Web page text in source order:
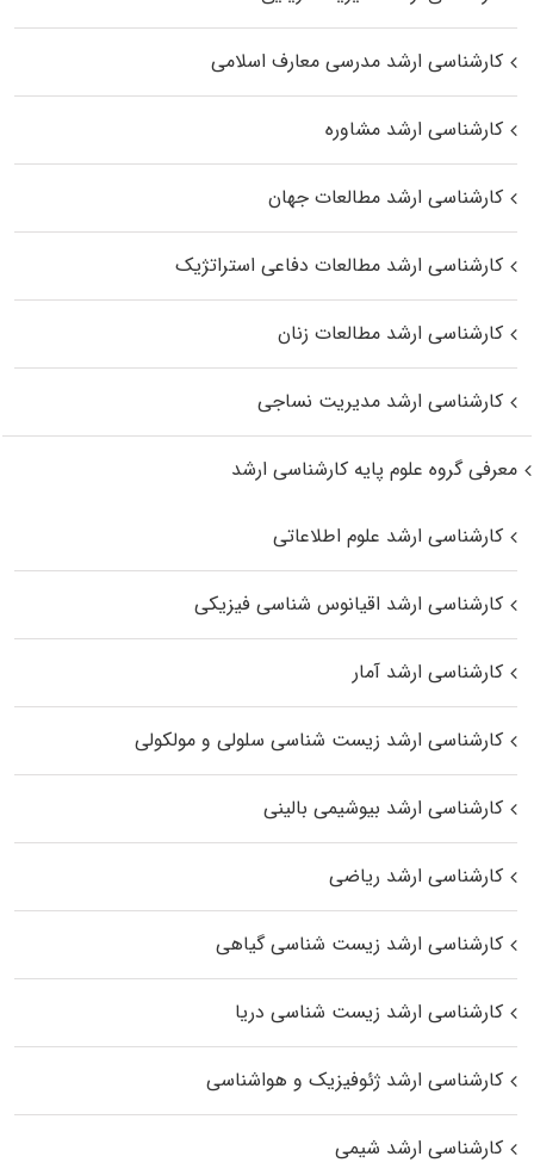
کارشناسی ارشد مدرسی معارف اسلامی
کارشناسی ارشد مشاوره
کارشناسی ارشد مطالعات جهان
کارشناسی ارشد مطالعات دفاعی استراتژیک
کارشناسی ارشد مطالعات زنان
کارشناسی ارشد مدیریت نساجی
معرفی گروه علوم پایه کارشناسی ارشد
کارشناسی ارشد علوم اطلاعاتی
کارشناسی ارشد اقیانوس‌ شناسی فیزیکی
کارشناسی ارشد آمار
کارشناسی ارشد زیست شناسی سلولی و مولکولی
کارشناسی ارشد بیوشیمی بالینی
کارشناسی ارشد ریاضی
کارشناسی ارشد زیست‌ شناسی گیاهی
کارشناسی ارشد زیست‌ شناسی دریا
کارشناسی ارشد ژئوفیزیک و هواشناسی
کارشناسی ارشد شیمی